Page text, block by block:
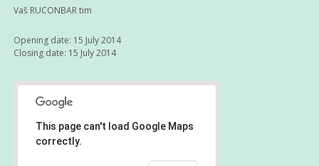
Vaš RUCONBAR tim
Opening date: 15 July2014
Closing date: 15 July2014
This page can't load Google Maps
correctly.